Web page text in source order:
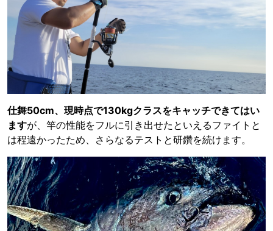
仕舞50cm、現時点で130kgクラスをキャッチできてはい
ますが、竿の性能をフルに引き出せたといえるファイトと
は程遠かったため、さらなるテストと研鑽を続けます。